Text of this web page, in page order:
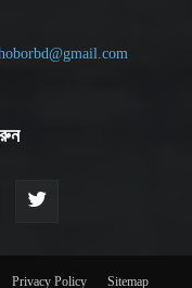
Privacy Policy Sitemap